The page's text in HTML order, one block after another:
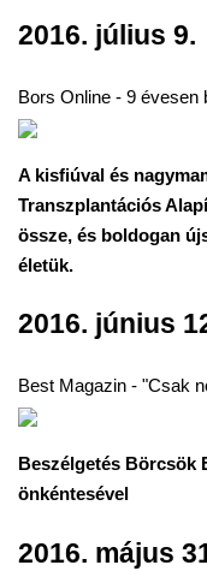
2016. július 9.
Bors Online - 9
A kisfiúval és
Transz­plantációs
össze, és boldogan
életük.
2016. június
Best Magazin - "Csak
Beszélgetés Börcsök
önkéntesével
2016. május